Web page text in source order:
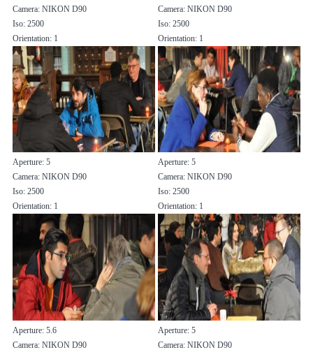
Camera: NIKON D90
Iso: 2500
Orientation: 1
Camera: NIKON D90
Iso: 2500
Orientation: 1
Aperture: 5
Camera: NIKON D90
Iso: 2500
Orientation: 1
Aperture: 5
Camera: NIKON D90
Iso: 2500
Orientation: 1
Aperture: 5.6
Camera: NIKON D90
Aperture: 5
Camera: NIKON D90